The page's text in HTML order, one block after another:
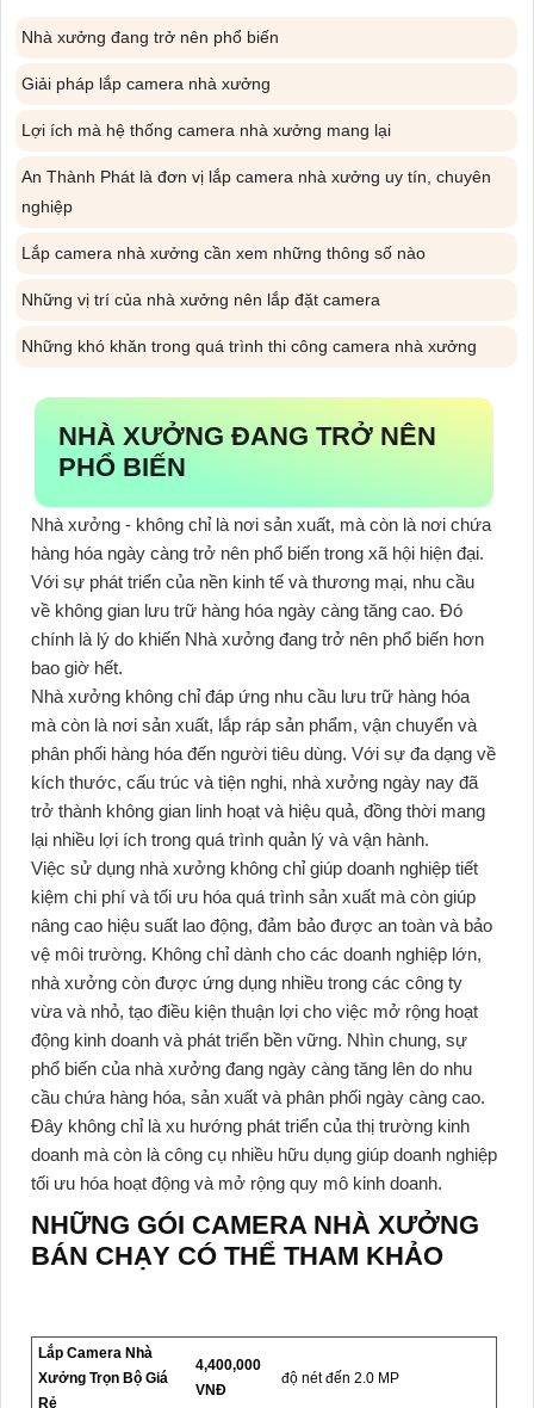
TƯ
VỤ
Nhà xưởng đang trở nên phổ biến
Giải pháp lắp camera nhà xưởng
Lợi ích mà hệ thống camera nhà xưởng mang lại
An Thành Phát là đơn vị lắp camera nhà xưởng uy tín, chuyên
nghiệp
Lắp camera nhà xưởng cần xem những thông số nào
Những vị trí của nhà xưởng nên lắp đặt camera
Những khó khăn trong quá trình thi công camera nhà xưởng
NHÀ XƯỞNG ĐANG TRỞ NÊN
PHỔ BIẾN
Nhà xưởng - không chỉ là nơi sản xuất, mà còn là nơi chứa
hàng hóa ngày càng trở nên phổ biến trong xã hội hiện đại.
Với sự phát triển của nền kinh tế và thương mại, nhu cầu
về không gian lưu trữ hàng hóa ngày càng tăng cao. Đó
chính là lý do khiến Nhà xưởng đang trở nên phổ biến hơn
bao giờ hết.
Nhà xưởng không chỉ đáp ứng nhu cầu lưu trữ hàng hóa
mà còn là nơi sản xuất, lắp ráp sản phẩm, vận chuyển và
phân phối hàng hóa đến người tiêu dùng. Với sự đa dạng về
kích thước, cấu trúc và tiện nghi, nhà xưởng ngày nay đã
trở thành không gian linh hoạt và hiệu quả, đồng thời mang
lại nhiều lợi ích trong quá trình quản lý và vận hành.
Việc sử dụng nhà xưởng không chỉ giúp doanh nghiệp tiết
kiệm chi phí và tối ưu hóa quá trình sản xuất mà còn giúp
nâng cao hiệu suất lao động, đảm bảo được an toàn và bảo
vệ môi trường. Không chỉ dành cho các doanh nghiệp lớn,
nhà xưởng còn được ứng dụng nhiều trong các công ty
vừa và nhỏ, tạo điều kiện thuận lợi cho việc mở rộng hoạt
động kinh doanh và phát triển bền vững. Nhìn chung, sự
phổ biến của nhà xưởng đang ngày càng tăng lên do nhu
cầu chứa hàng hóa, sản xuất và phân phối ngày càng cao.
Đây không chỉ là xu hướng phát triển của thị trường kinh
doanh mà còn là công cụ nhiều hữu dụng giúp doanh nghiệp
tối ưu hóa hoạt động và mở rộng quy mô kinh doanh.
NHỮNG GÓI CAMERA NHÀ XƯỞNG
BÁN CHẠY CÓ THỂ THAM KHẢO
Lắp Camera Nhà
Xưởng Trọn Bộ Giá
Rẻ
4,400,000
VNĐ
độ nét đến 2.0 MP